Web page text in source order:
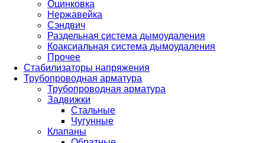
Оцинковка
Нержавейка
Сэндвич
Раздельная система дымоудаления
Коаксиальная система дымоудаления
Прочее
Стабилизаторы напряжения
Трубопроводная арматура
Трубопроводная арматура
Задвижки
Стальные
Чугунные
Клапаны